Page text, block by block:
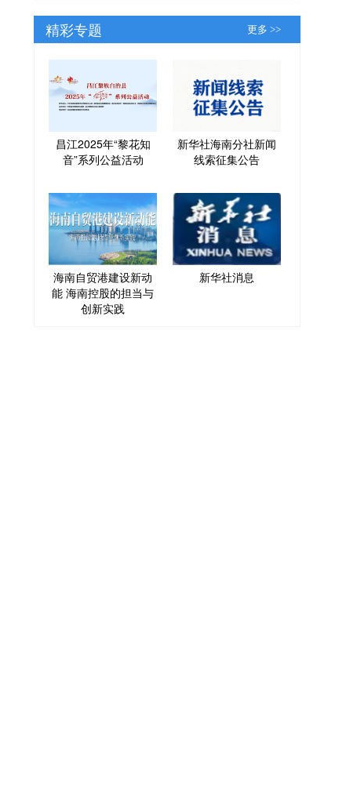
精彩专题 更多 >>
昌江2025年“黎花知
音”系列公益活动
新华社海南分社新闻
线索征集公告
海南自贸港建设新动
能 海南控股的担当与
创新实践
新华社消息